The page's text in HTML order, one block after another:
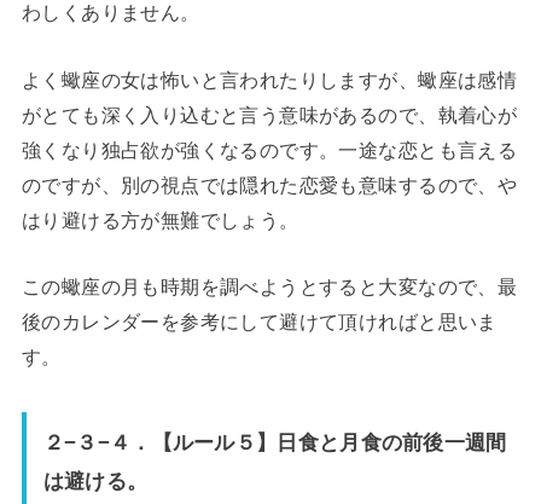
わしくありません。
よく蠍座の女は怖いと言われたりしますが、蠍座は感情
がとても深く入り込むと言う意味があるので、執着心が
強くなり独占欲が強くなるのです。一途な恋とも言える
のですが、別の視点では隠れた恋愛も意味するので、や
はり避ける方が無難でしょう。
この蠍座の月も時期を調べようとすると大変なので、最
後のカレンダーを参考にして避けて頂ければと思いま
す。
２−３−４．【ルール５】日食と月食の前後一週間
は避ける。